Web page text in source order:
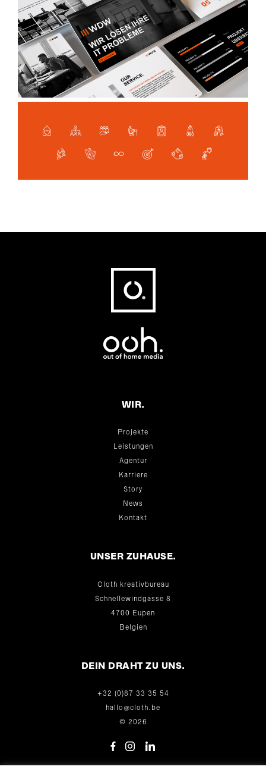
WIR.
Projekte
Leistungen
Agentur
Karriere
Story
News
Kontakt
UNSER ZUHAUSE.
Cloth kreativbureau
Schnellewindgasse 8
4700 Eupen
Belgien
DEIN DRAHT ZU UNS.
+32 (0)87 33 35 54
hallo@cloth.be
© 2026